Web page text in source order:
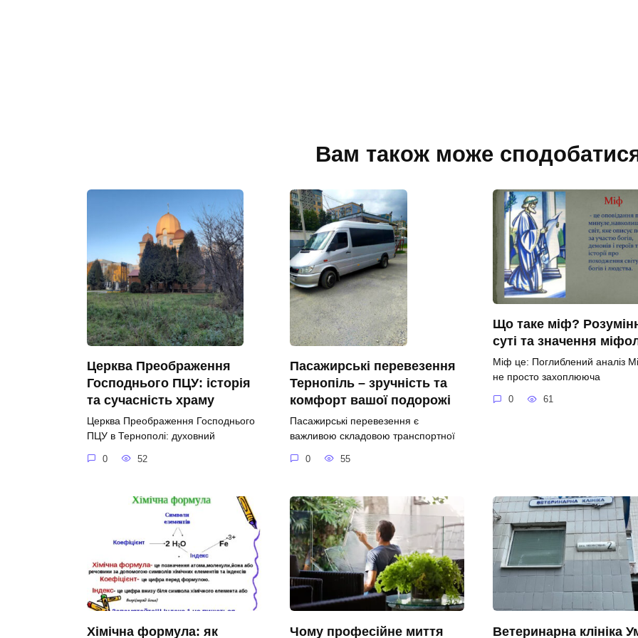
Вам також може
Церква Преображення
Господнього ПЦУ: історія
та сучасність храму
Церква Преображення Господнього
ПЦУ в Тернополі: духовний
0 52
Пасажирські перевезення
Тернопіль – зручність та
комфорт вашої подорожі
Пасажирські перевезення є
важливою складовою транспортної
0 55
Що таке міф?
суті та значення
Міф це: Поглиблений аналіз
не просто захоплююча
0 61
Хімічна формула: як Чому професійне миття Ветеринарна клініка